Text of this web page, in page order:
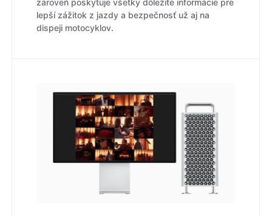
lepší zážitok z jazdy a bezpečnosť už aj na
dispeji motocyklov.